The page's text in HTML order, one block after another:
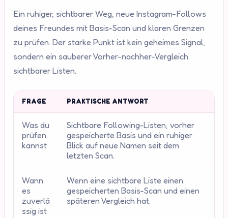
Ein ruhiger, sichtbarer Weg, neue Instagram-Follows
deines Freundes mit Basis-Scan und klaren Grenzen
zu prüfen. Der starke Punkt ist kein geheimes Signal,
sondern ein sauberer Vorher-nachher-Vergleich
sichtbarer Listen.
FRAGE PRAKTISCHE ANTWORT
Was du
prüfen
kannst
Sichtbare Following-Listen, vorher
gespeicherte Basis und ein ruhiger
Blick auf neue Namen seit dem
letzten Scan.
Wann
es
zuverlä
ssig ist
Wenn eine sichtbare Liste einen
gespeicherten Basis-Scan und einen
späteren Vergleich hat.